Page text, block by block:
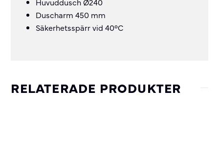
Duscharm 450 mm
Säkerhetsspärr vid 40°C
RELATERADE PRODUKTER